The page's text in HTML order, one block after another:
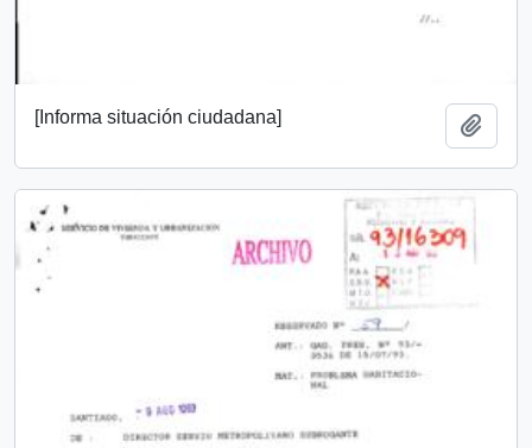
[Informa situación ciudadana]